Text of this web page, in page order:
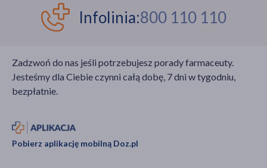
dynamicznym wzroście
zachorowalności na
może pomóc, a co
szkodzi przy alergii?
czas i pieniądze.
Infolinia:800 110 110
Zadzwoń do nas jeśli potrzebujesz porady farmaceuty.
Jesteśmy dla Ciebie czynni całą dobę, 7 dni w tygodniu,
bezpłatnie.
Pobierz aplikację mobilną Doz.pl